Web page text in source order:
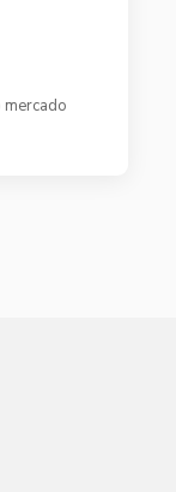
mercado